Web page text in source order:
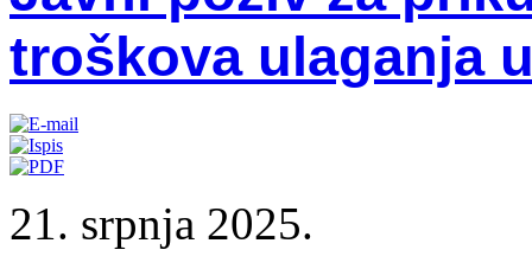
troškova ulaganja
21. srpnja 2025.